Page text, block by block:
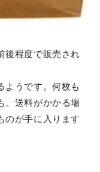
後程度で販売され
ようです。何枚も
。送料がかかる場
のが手に入ります